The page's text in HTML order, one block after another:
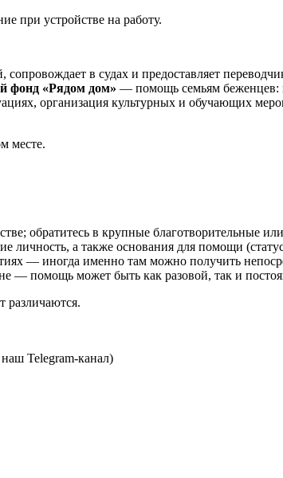
при устройстве на работу.
в судах и предоставляет
фонд «Рядом дом» — помощь семьям беженцев:
организация культурных и обучающих
месте.
обратитесь в крупные благотворительные
а также основания для помощи
— иногда именно там можно получить
— помощь может быть как разовой, так и
различаются.
Telegram-канал)